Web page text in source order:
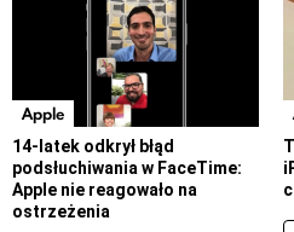
Apple
14-latek odkrył błąd
podsłuchiwania w FaceTime:
Apple nie reagowało na
ostrzeżenia